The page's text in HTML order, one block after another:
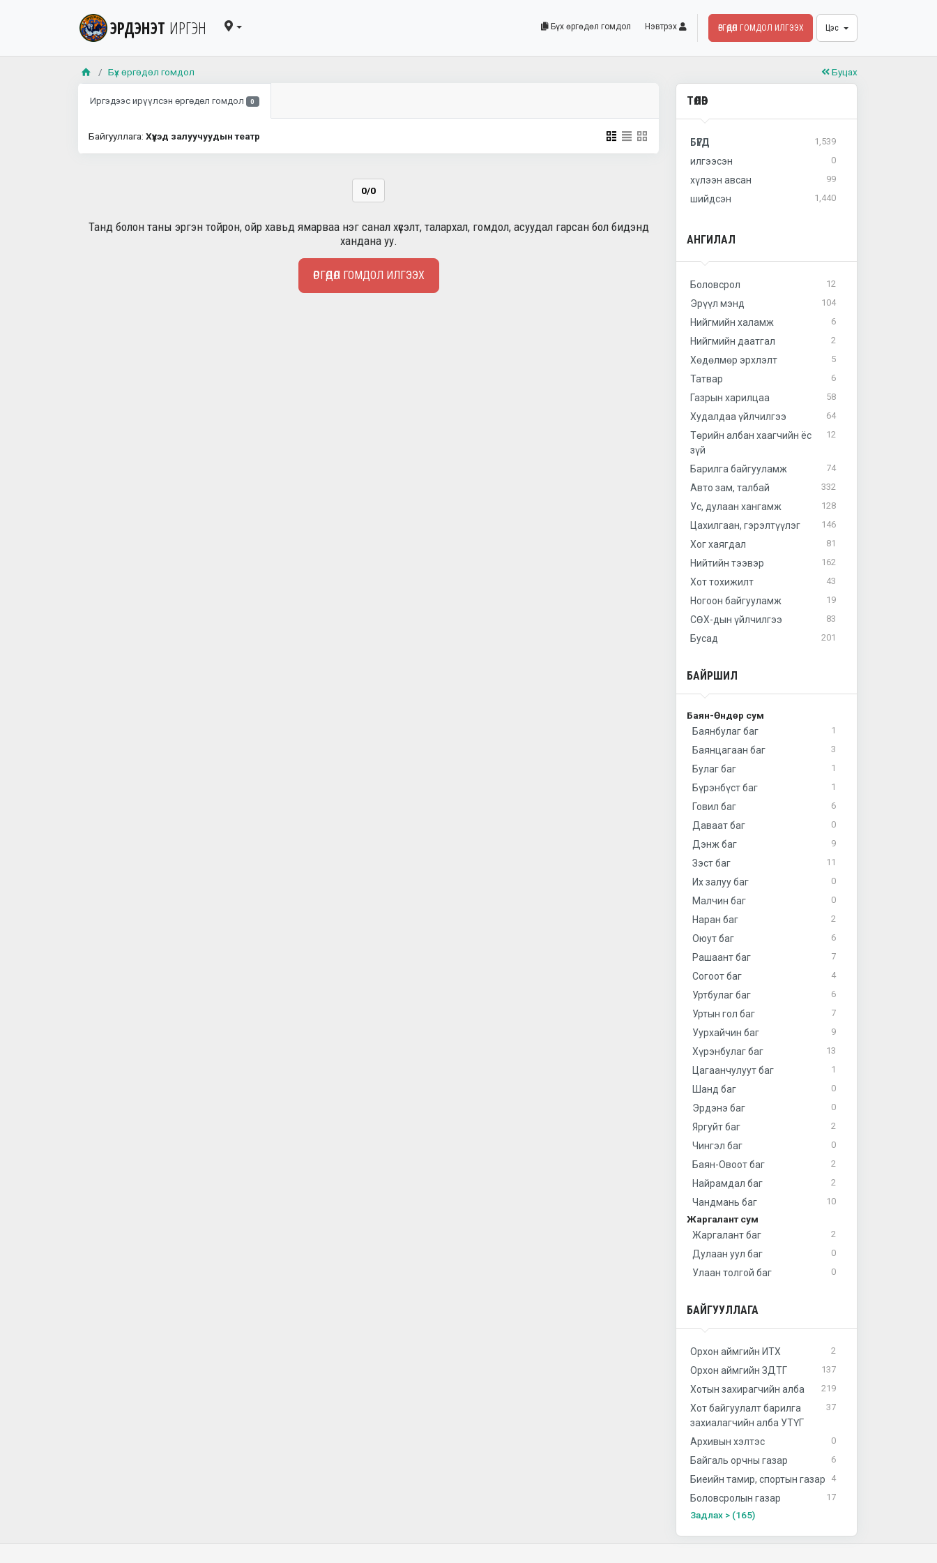
ЭРДЭНЭТ ИРГЭН Бүх өргөдөл гомдол Нэвтрэх ӨРГӨДӨЛ ГОМДОЛ ИЛГЭЭХ Цэс
Бүх өргөдөл гомдол Буцах
Иргэдээс ирүүлсэн өргөдөл гомдол 0
Байгууллага: Хүүхэд залуучуудын театр
0/0
Танд болон таны эргэн тойрон, ойр хавьд ямарваа нэг санал хүсэлт, талархал, гомдол, асуудал гарсан бол бидэнд
хандана уу.
ӨРГӨДӨЛ ГОМДОЛ ИЛГЭЭХ
ТӨЛӨВ
БҮГД 1,539
илгээсэн 0
хүлээн авсан 99
шийдсэн 1,440
АНГИЛАЛ
Боловсрол 12
Эрүүл мэнд 104
Нийгмийн халамж 6
Нийгмийн даатгал 2
Хөдөлмөр эрхлэлт 5
Татвар 6
Газрын харилцаа 58
Худалдаа үйлчилгээ 64
Төрийн албан хаагчийн ёс
зүй
12
Барилга байгууламж 74
Авто зам, талбай 332
Ус, дулаан хангамж 128
Цахилгаан, гэрэлтүүлэг 146
Хог хаягдал 81
Нийтийн тээвэр 162
Хот тохижилт 43
Ногоон байгууламж 19
СӨХ-дын үйлчилгээ 83
Бусад 201
БАЙРШИЛ
Баян-Өндөр сум
Баянбулаг баг
1
Баянцагаан баг 3
Булаг баг 1
Бүрэнбүст баг 1
Говил баг 6
Даваат баг 0
Дэнж баг 9
Зэст баг 11
Их залуу баг 0
Малчин баг 0
Наран баг 2
Оюут баг 6
Рашаант баг 7
Согоот баг 4
Уртбулаг баг 6
Уртын гол баг 7
Уурхайчин баг 9
Хүрэнбулаг баг 13
Цагаанчулуут баг 1
Шанд баг 0
Эрдэнэ баг 0
Яргуйт баг 2
Чингэл баг 0
Баян-Овоот баг 2
Найрамдал баг 2
Чандмань баг 10
Жаргалант сум
Жаргалант баг
2
Дулаан уул баг 0
Улаан толгой баг 0
БАЙГУУЛЛАГА
Орхон аймгийн ИТХ 2
Орхон аймгийн ЗДТГ 137
Хотын захирагчийн алба 219
Хот байгуулалт барилга
захиалагчийн алба УТҮГ
37
Архивын хэлтэс 0
Байгаль орчны газар 6
Биеийн тамир, спортын газар 4
Боловсролын газар 17
Задлах > (165)